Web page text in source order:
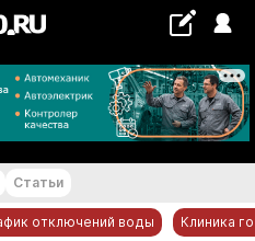
°С
Статьи
отключений воды Клиника